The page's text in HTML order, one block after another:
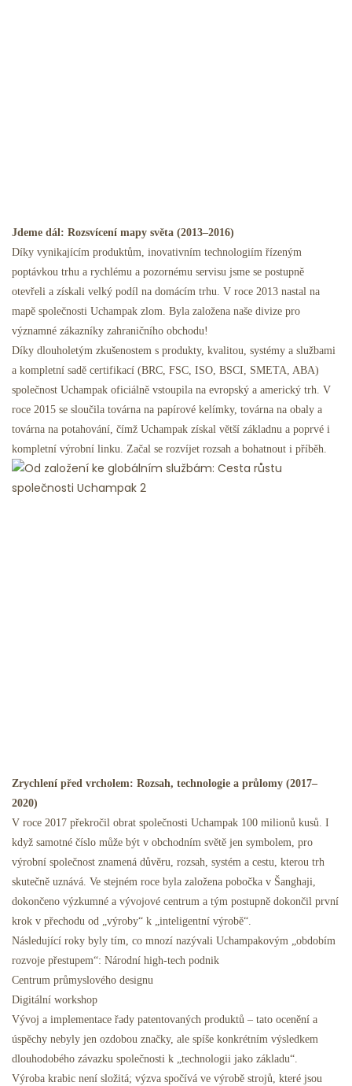
Jdeme dál: Rozsvícení mapy světa (2013–2016)
Díky vynikajícím produktům, inovativním technologiím řízeným
poptávkou trhu a rychlému a pozornému servisu jsme se postupně
otevřeli a získali velký podíl na domácím trhu. V roce 2013 nastal na
mapě společnosti Uchampak zlom. Byla založena naše divize pro
významné zákazníky zahraničního obchodu!
Díky dlouholetým zkušenostem s produkty, kvalitou, systémy a službami
a kompletní sadě certifikací (BRC, FSC, ISO, BSCI, SMETA, ABA)
společnost Uchampak oficiálně vstoupila na evropský a americký trh. V
roce 2015 se sloučila továrna na papírové kelímky, továrna na obaly a
továrna na potahování, čímž Uchampak získal větší základnu a poprvé i
kompletní výrobní linku. Začal se rozvíjet rozsah a bohatnout i příběh.
Zrychlení před vrcholem: Rozsah, technologie a průlomy (2017–
2020)
V roce 2017 překročil obrat společnosti Uchampak 100 milionů kusů. I
když samotné číslo může být v obchodním světě jen symbolem, pro
výrobní společnost znamená důvěru, rozsah, systém a cestu, kterou trh
skutečně uznává. Ve stejném roce byla založena pobočka v Šanghaji,
dokončeno výzkumné a vývojové centrum a tým postupně dokončil první
krok v přechodu od „výroby“ k „inteligentní výrobě“.
Následující roky byly tím, co mnozí nazývali Uchampakovým „obdobím
rozvoje přestupem“: Národní high-tech podnik
Centrum průmyslového designu
Digitální workshop
Vývoj a implementace řady patentovaných produktů – tato ocenění a
úspěchy nebyly jen ozdobou značky, ale spíše konkrétním výsledkem
dlouhodobého závazku společnosti k „technologii jako základu“.
Výroba krabic není složitá; výzva spočívá ve výrobě strojů, které jsou